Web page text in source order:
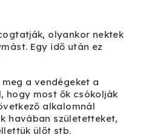
olyankor nektek
Egy idő után ez
a vendégeket a
hogy most ők csókolják
alkalomnál
havában születetteket,
ülőt stb.